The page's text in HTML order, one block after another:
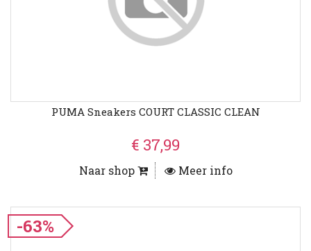
PUMA Sneakers COURT CLASSIC CLEAN
€ 37,99
Naar shop Meer info
-63%